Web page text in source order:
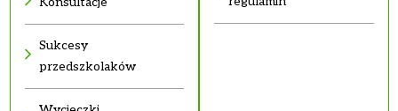
Sukcesy
przedszkolaków